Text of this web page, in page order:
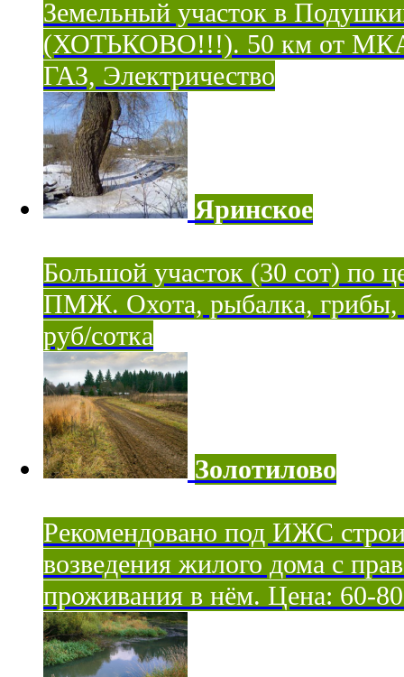
Земельный участок в
(ХОТЬКОВО!!!). 50 км от
ГАЗ, Электричество
Яринское
Большой участок (30 сот) по
ПМЖ. Охота, рыбалка, грибы,
руб/сотка
Золотилово
Рекомендовано под ИЖС
возведения жилого дома с
проживания в нём. Цена: 60-80